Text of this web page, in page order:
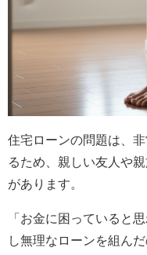
住宅ローンの問題は、
るため、親しい友人や
があります。
「お金に困っていると
し無理なローンを組ん